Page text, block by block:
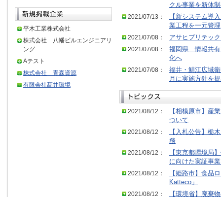
平木工業株式会社
株式会社 八幡ビルエンジニアリ
ング
Aテスト
株式会社 青森資源
有限会社髙井環境
クル事業を新体
2021/07/13：
【新システム導
業工程を一元管理
2021/07/08：
アサヒプリテッ
2021/07/08：
福岡県 情報共有
化へ
2021/07/08：
福井・鯖江広域
月に実施方針を
2021/08/12：
【相模原市】産
ついて
2021/08/12：
【入札公告】栃
務
2021/08/12：
【東京都環境局
に向けた実証事
2021/08/12：
【姫路市】食品
Katteco」
2021/08/12：
【環境省】廃棄